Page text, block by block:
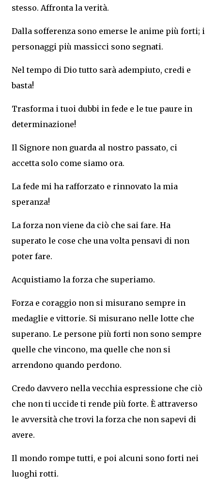
stesso. Affronta la verità.
Dalla sofferenza sono emerse le anime più forti; i
personaggi più massicci sono segnati.
Nel tempo di Dio tutto sarà adempiuto, credi e
basta!
Trasforma i tuoi dubbi in fede e le tue paure in
determinazione!
Il Signore non guarda al nostro passato, ci
accetta solo come siamo ora.
La fede mi ha rafforzato e rinnovato la mia
speranza!
La forza non viene da ciò che sai fare. Ha
superato le cose che una volta pensavi di non
poter fare.
Acquistiamo la forza che superiamo.
Forza e coraggio non si misurano sempre in
medaglie e vittorie. Si misurano nelle lotte che
superano. Le persone più forti non sono sempre
quelle che vincono, ma quelle che non si
arrendono quando perdono.
Credo davvero nella vecchia espressione che ciò
che non ti uccide ti rende più forte. È attraverso
le avversità che trovi la forza che non sapevi di
avere.
Il mondo rompe tutti, e poi alcuni sono forti nei
luoghi rotti.